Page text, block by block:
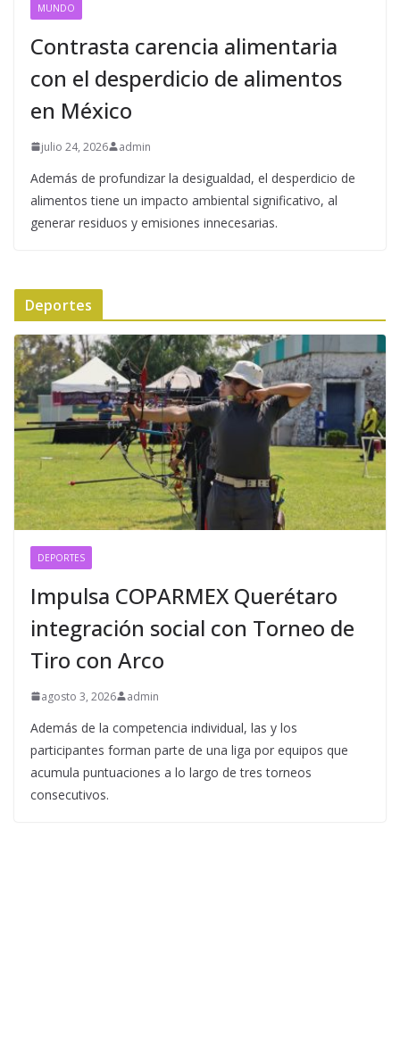
MUNDO
Contrasta carencia alimentaria
con el desperdicio de alimentos
en México
julio 24, 2026 admin
Además de profundizar la desigualdad, el desperdicio de
alimentos tiene un impacto ambiental significativo, al
generar residuos y emisiones innecesarias.
Deportes
DEPORTES
Impulsa COPARMEX Querétaro
integración social con Torneo de
Tiro con Arco
agosto 3, 2026 admin
Además de la competencia individual, las y los
participantes forman parte de una liga por equipos que
acumula puntuaciones a lo largo de tres torneos
consecutivos.